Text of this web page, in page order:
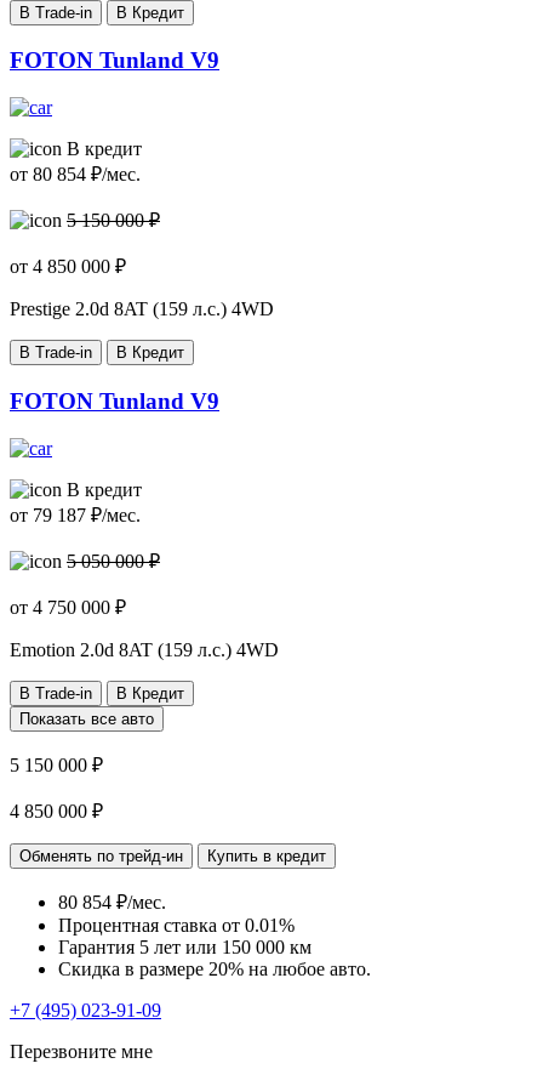
В Trade-in В Кредит
FOTON Tunland V9
В кредит
от 80 854 ₽/мес.
5 150 000 ₽
от 4 850 000 ₽
Prestige 2.0d 8AT (159 л.с.) 4WD
В Trade-in В Кредит
FOTON Tunland V9
В кредит
от 79 187 ₽/мес.
5 050 000 ₽
от 4 750 000 ₽
Emotion 2.0d 8AT (159 л.с.) 4WD
В Trade-in
В Кредит
Показать все авто
5 150 000 ₽
4 850 000 ₽
Обменять по трейд-ин Купить в кредит
80 854 ₽/мес.
Процентная ставка от 0.01%
Гарантия 5 лет или 150 000 км
Скидка в размере 20% на любое авто.
+7 (495) 023-91-09
Перезвоните мне